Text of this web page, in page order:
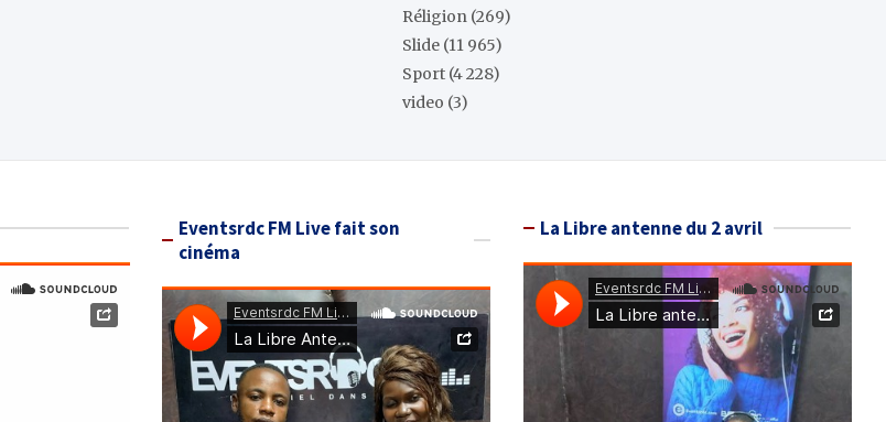
Réligion (269)
Slide (11 965)
Sport (4 228)
video (3)
Eventsrdc FM Live fait son
cinéma
La Libre antenne du 2 avril